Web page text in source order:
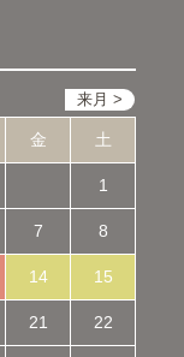
金 土
1
7 8
14 15
21 22